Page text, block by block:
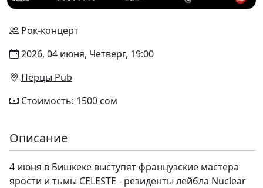
Рок-концерт
2026, 04 июня, Четверг, 19:00
Перцы Pub
Стоимость: 1500 сом
Описание
4 июня в Бишкеке выступят французские мастера
ярости и тьмы CELESTE - резиденты лейбла Nuclear